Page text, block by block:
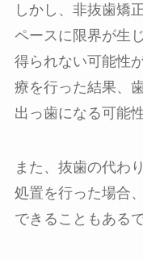
しかし、非抜歯矯
ペースに限界が生
得られない可能性
療を行った結果、
出っ歯になる可能
また、抜歯の代わ
処置を行った場合
できることもある